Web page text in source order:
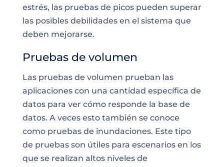
estrés, las pruebas de picos pueden superar
las posibles debilidades en el sistema que
deben mejorarse.
Pruebas de volumen
Las pruebas de volumen prueban las
aplicaciones con una cantidad específica de
datos para ver cómo responde la base de
datos. A veces esto también se conoce
como pruebas de inundaciones. Este tipo
de pruebas son útiles para escenarios en los
que se realizan altos niveles de